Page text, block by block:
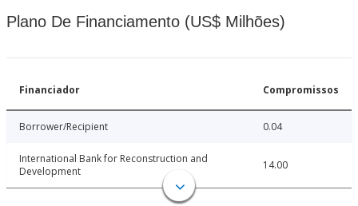
Plano De Financiamento (US$ Milhões)
Financiador Compromissos
Borrower/Recipient 0.04
International Bank for Reconstruction and
Development
14.00